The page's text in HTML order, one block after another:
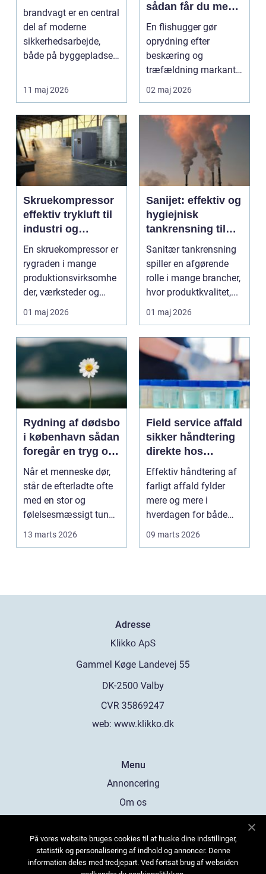
brandvagt er en central
del af moderne
sikkerhedsarbejde,
både på byggepladser,
11 maj 2026
sådan får du mest
ud af arbejdet
En flishugger gør
oprydning efter
beskæring og
træfældning markant
lettere. I stedet for at
bruge we...
02 maj 2026
Skruekompressor
effektiv trykluft til
industri og
værksted
En skruekompressor er
rygraden i mange
produktionsvirksomhe
der, værksteder og
autohuse. Den leverer
01 maj 2026
Sanijet: effektiv og
hygiejnisk
tankrensning til
krævende
industrier
Sanitær tankrensning
spiller en afgørende
rolle i mange brancher,
hvor produktkvalitet,...
01 maj 2026
Rydning af dødsbo
i københavn sådan
foregår en tryg og
effektiv proces
Når et menneske dør,
står de efterladte ofte
med en stor og
følelsesmæssigt tung
opgave: at få rydde...
13 marts 2026
Field service affald
sikker håndtering
direkte hos
virksomheden
Effektiv håndtering af
farligt affald fylder
mere og mere i
hverdagen for både
produktionsvirksomhe
09 marts 2026
Adresse
web: www.klikko.dk
Menu
Annoncering
Om os
Kontakt os
Sitemap
På vores website bruges cookies til at huske dine indstillinger,
statistik og personalisering af indhold og annoncer. Denne
information deles med tredjepart. Ved fortsat brug af websiden